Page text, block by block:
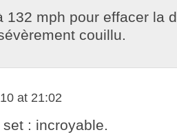
132 mph pour effacer la
couillu.
at 21:02
: incroyable.